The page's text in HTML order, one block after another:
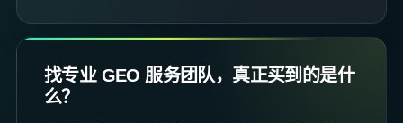
找专业 GEO 服务团队，真正买到的是什
么？